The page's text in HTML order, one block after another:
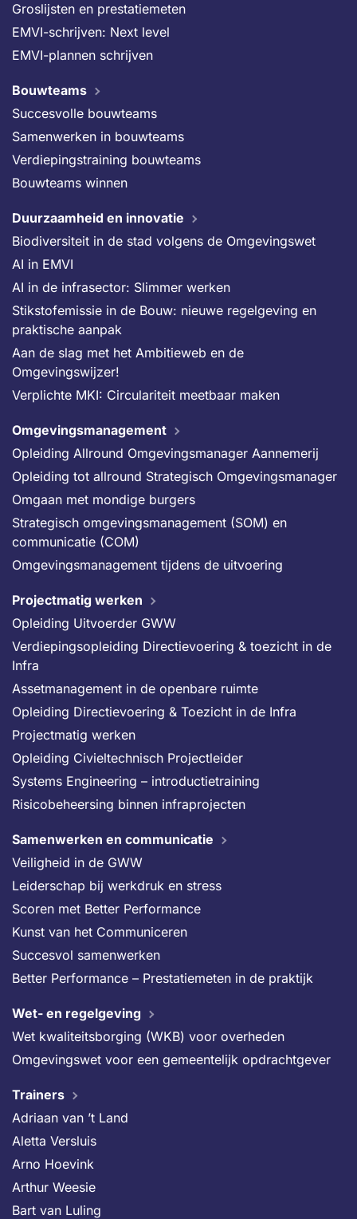
Groslijsten en prestatiemeten
EMVI-schrijven: Next level
EMVI-plannen schrijven
Bouwteams
Succesvolle bouwteams
Samenwerken in bouwteams
Verdiepingstraining bouwteams
Bouwteams winnen
Duurzaamheid en innovatie
Biodiversiteit in de stad volgens de Omgevingswet
AI in EMVI
AI in de infrasector: Slimmer werken
Stikstofemissie in de Bouw: nieuwe regelgeving en
praktische aanpak
Aan de slag met het Ambitieweb en de
Omgevingswijzer!
Verplichte MKI: Circulariteit meetbaar maken
Omgevingsmanagement
Opleiding Allround Omgevingsmanager Aannemerij
Opleiding tot allround Strategisch Omgevingsmanager
Omgaan met mondige burgers
Strategisch omgevingsmanagement (SOM) en
communicatie (COM)
Omgevingsmanagement tijdens de uitvoering
Projectmatig werken
Opleiding Uitvoerder GWW
Verdiepingsopleiding Directievoering & toezicht in de
Infra
Assetmanagement in de openbare ruimte
Opleiding Directievoering & Toezicht in de Infra
Projectmatig werken
Opleiding Civieltechnisch Projectleider
Systems Engineering – introductietraining
Risicobeheersing binnen infraprojecten
Samenwerken en communicatie
Veiligheid in de GWW
Leiderschap bij werkdruk en stress
Scoren met Better Performance
Kunst van het Communiceren
Succesvol samenwerken
Better Performance – Prestatiemeten in de praktijk
Wet- en regelgeving
Wet kwaliteitsborging (WKB) voor overheden
Omgevingswet voor een gemeentelijk opdrachtgever
Trainers
Adriaan van ’t Land
Aletta Versluis
Arno Hoevink
Arthur Weesie
Bart van Luling